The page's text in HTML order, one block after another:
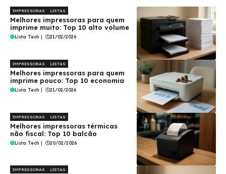
IMPRESSORAS LISTAS
Melhores impressoras para quem
imprime muito: Top 10 alto volume
Lista Tech | 21/02/2026
IMPRESSORAS LISTAS
Melhores impressoras para quem
imprime pouco: Top 10 economia
Lista Tech | 21/02/2026
IMPRESSORAS LISTAS
Melhores impressoras térmicas
não fiscal: Top 10 balcão
Lista Tech | 20/02/2026
IMPRESSORAS LISTAS